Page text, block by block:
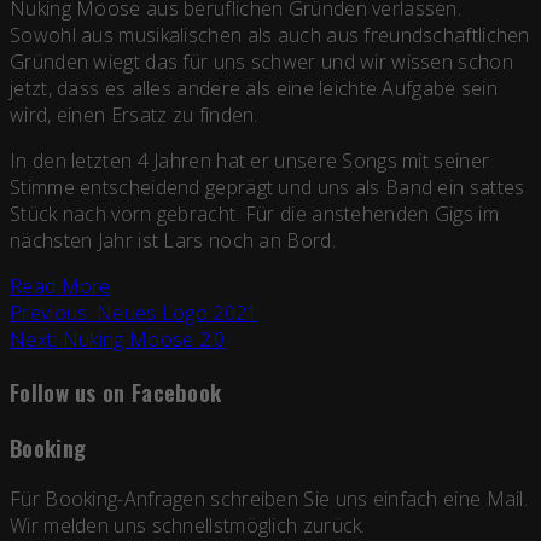
Nuking Moose aus beruflichen Gründen verlassen.
Sowohl aus musikalischen als auch aus freundschaftlichen
Gründen wiegt das für uns schwer und wir wissen schon
jetzt, dass es alles andere als eine leichte Aufgabe sein
wird, einen Ersatz zu finden.
In den letzten 4 Jahren hat er unsere Songs mit seiner
Stimme entscheidend geprägt und uns als Band ein sattes
Stück nach vorn gebracht. Für die anstehenden Gigs im
nächsten Jahr ist Lars noch an Bord.
Read More
Beitragsnavigation
Previous: Neues Logo 2021
Next: Nuking Moose 2.0
Follow us on Facebook
Booking
Für Booking-Anfragen schreiben Sie uns einfach eine Mail.
Wir melden uns schnellstmöglich zurück.